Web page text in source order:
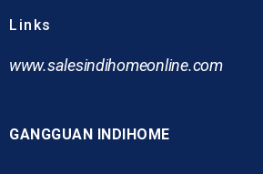
Links
www.salesindihomeonline.com
GANGGUAN INDIHOME